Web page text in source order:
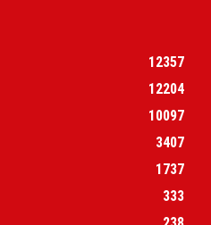
12357
12204
10097
3407
1737
333